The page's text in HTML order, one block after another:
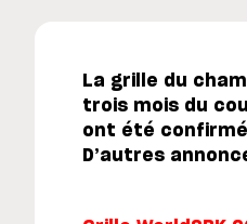
La grille du
trois mois du
ont été
D’autres